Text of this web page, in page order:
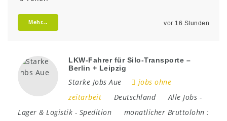
Mehr... vor 16 Stunden
LKW-Fahrer für Silo-Transporte –
Berlin + Leipzig
Starke Jobs Aue
jobs ohne
zeitarbeit
Deutschland Alle Jobs -
Lager & Logistik - Spedition
monatlicher Bruttolohn :